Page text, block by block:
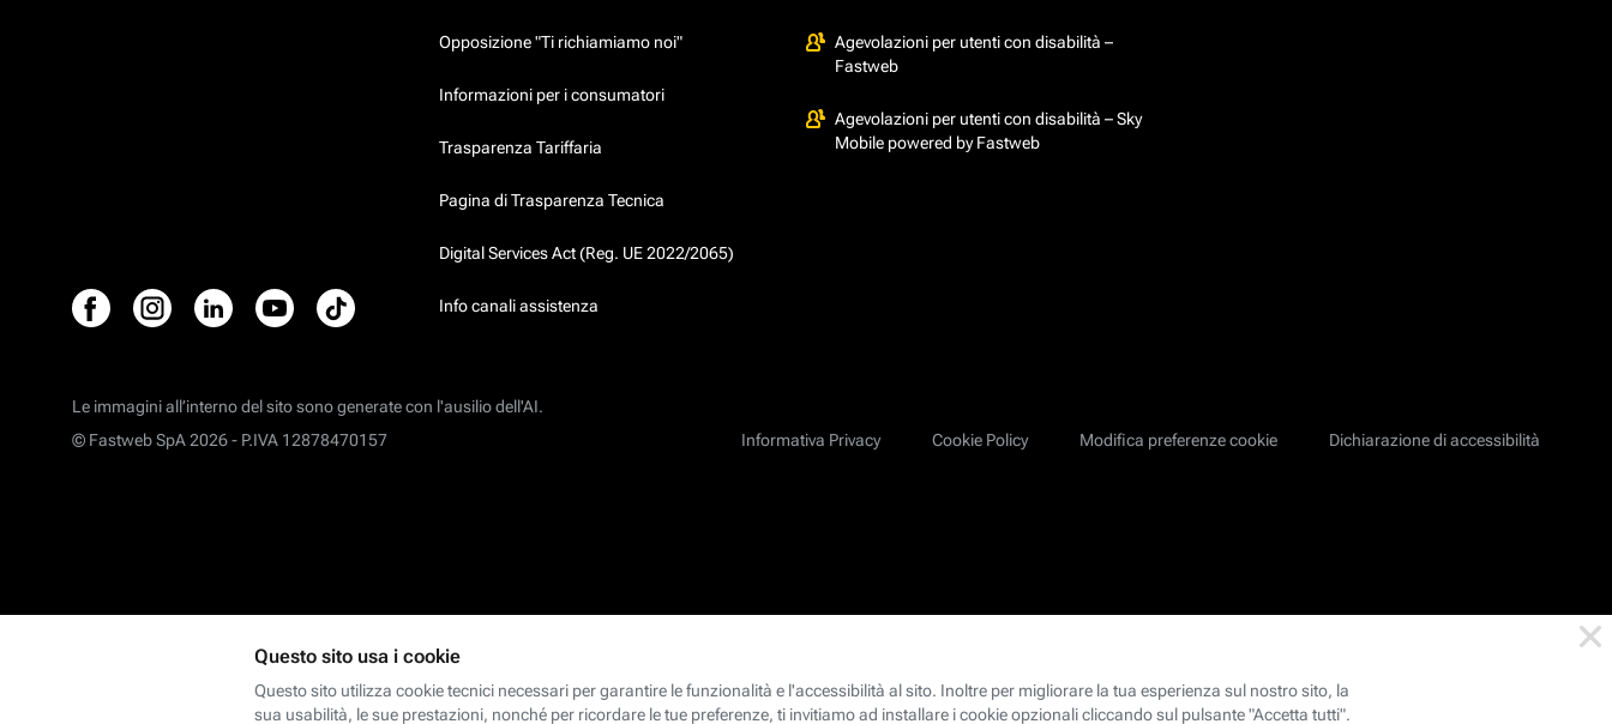
Opposizione "Ti richiamiamo noi"
Informazioni per i consumatori
Trasparenza Tariffaria
Pagina di Trasparenza Tecnica
Digital Services Act (Reg. UE 2022/2065)
Info canali assistenza
Agevolazioni per utenti con disabilità –
Fastweb
Agevolazioni per utenti con disabilità – Sky
Mobile powered by Fastweb
Le immagini all’interno del sito sono generate con l'ausilio dell'AI.
Informativa Privacy
Cookie Policy Modifica preferenze cookie Dichiarazione di accessibilità
© Fastweb SpA 2026 - P.IVA 12878470157